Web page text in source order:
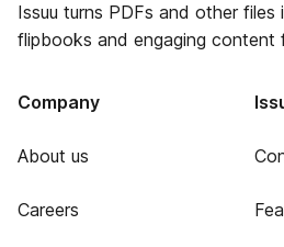
Issuu turns PDFs and other
flipbooks and engaging content
Company
About us
Careers